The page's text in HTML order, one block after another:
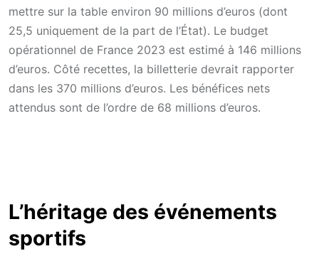
mettre sur la table environ 90 millions d’euros (dont
25,5 uniquement de la part de l’État). Le budget
opérationnel de France 2023 est estimé à 146 millions
d’euros. Côté recettes, la billetterie devrait rapporter
dans les 370 millions d’euros. Les bénéfices nets
attendus sont de l’ordre de 68 millions d’euros.
L’héritage des événements
sportifs